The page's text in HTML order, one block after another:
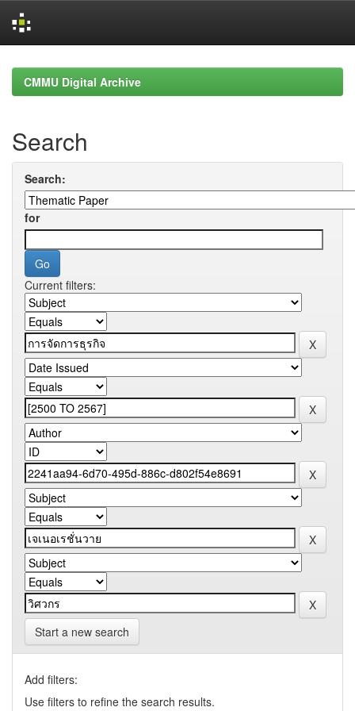
navigationCMMU Digital Archive
Search
Search:
for
Current filters:
Start a new search
Add filters:
Use filters to refine the search results.